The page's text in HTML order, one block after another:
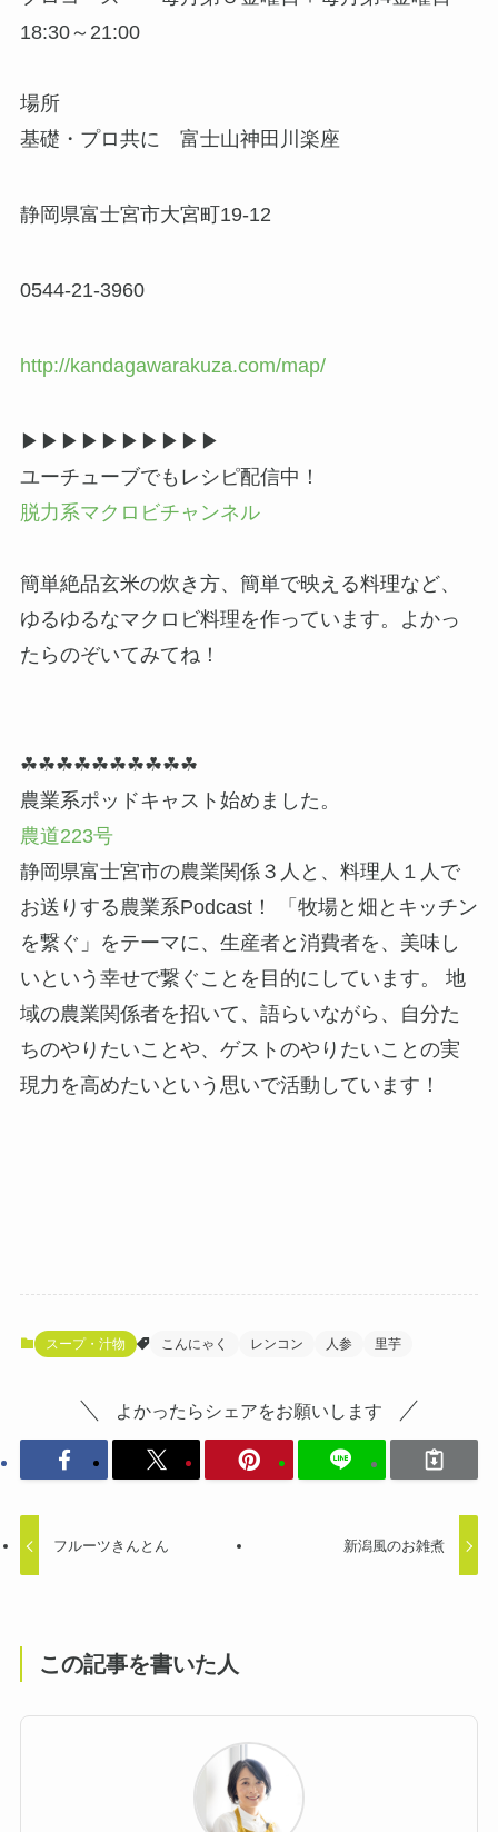
18:30～21:00
場所
基礎・プロ共に 富士山神田川楽座
静岡県富士宮市大宮町19-12
0544-21-3960
http://kandagawarakuza.com/map/
▶▶︎▶︎▶▶︎▶︎▶▶︎▶︎▶
ユーチューブでもレシピ配信中！
脱力系マクロビチャンネル
簡単絶品玄米の炊き方、簡単で映える料理など、
ゆるゆるなマクロビ料理を作っています。よかっ
たらのぞいてみてね！
☘☘☘☘☘☘☘☘☘☘
農業系ポッドキャスト始めました。
農道223号
静岡県富士宮市の農業関係３人と、料理人１人で
お送りする農業系Podcast！ 「牧場と畑とキッチン
を繋ぐ」をテーマに、生産者と消費者を、美味し
いという幸せで繋ぐことを目的にしています。 地
域の農業関係者を招いて、語らいながら、自分た
ちのやりたいことや、ゲストのやりたいことの実
現力を高めたいという思いで活動しています！
スープ・汁物 こんにゃく レンコン 人参 里芋
よかったらシェアをお願いします
フルーツきんとん 新潟風のお雑煮
この記事を書いた人